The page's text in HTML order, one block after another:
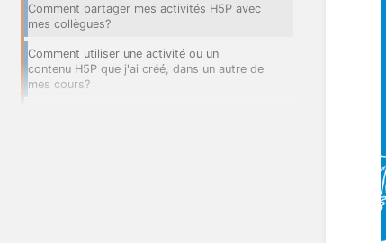
Comment partager mes activités H5P avec
mes collègues?
Comment utiliser une activité ou un
contenu H5P que j'ai créé, dans un autre de
mes cours?